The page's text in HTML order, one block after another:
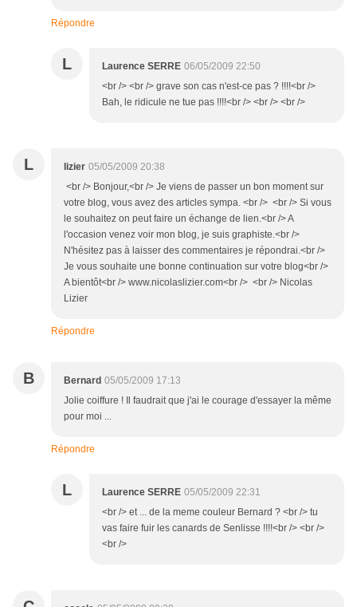
Répondre
L Laurence SERRE 06/05/2009 22:50
<br /> <br /> grave son cas n'est-ce pas ? !!!!<br />
Bah, le ridicule ne tue pas !!!!<br /> <br /> <br />
L lizier 05/05/2009 20:38
<br /> Bonjour,<br /> Je viens de passer un bon moment sur
votre blog, vous avez des articles sympa. <br /> <br /> Si vous
le souhaitez on peut faire un échange de lien.<br /> A
l'occasion venez voir mon blog, je suis graphiste.<br />
N'hésitez pas à laisser des commentaires je répondrai.<br />
Je vous souhaite une bonne continuation sur votre blog<br />
A bientôt<br /> www.nicolaslizier.com<br /> <br /> Nicolas
Lizier
Répondre
B Bernard 05/05/2009 17:13
Jolie coiffure ! Il faudrait que j'ai le courage d'essayer la même
pour moi ...
Répondre
L Laurence SERRE 05/05/2009 22:31
<br /> et ... de la meme couleur Bernard ? <br /> tu
vas faire fuir les canards de Senlisse !!!!<br /> <br />
<br />